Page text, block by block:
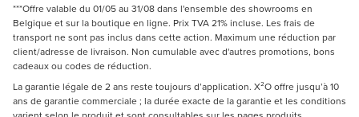
***Offre valable du 01/05 au 31/08 dans l'ensemble des showrooms en
Belgique et sur la boutique en ligne. Prix TVA 21% incluse. Les frais de
transport ne sont pas inclus dans cette action. Maximum une réduction par
client/adresse de livraison. Non cumulable avec d'autres promotions, bons
cadeaux ou codes de réduction.
La garantie légale de 2 ans reste toujours d’application. X²O offre jusqu’à 10
ans de garantie commerciale ; la durée exacte de la garantie et les conditions